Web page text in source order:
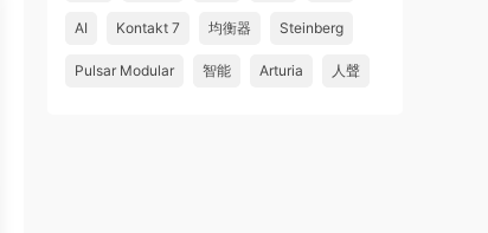
AI Kontakt 7 均衡器 Steinberg
Pulsar Modular 智能 Arturia 人聲